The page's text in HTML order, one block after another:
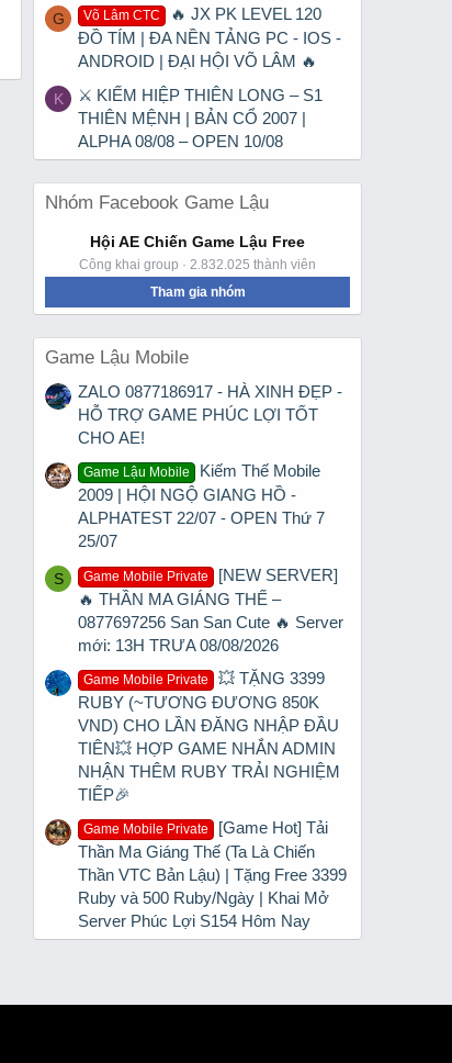
G Võ Lâm CTC
🔥 JX PK LEVEL 120
ĐỒ TÍM | ĐA NỀN TẢNG PC - IOS -
ANDROID | ĐẠI HỘI VÕ LÂM 🔥
K
⚔ KIẾM HIỆP THIÊN LONG – S1
THIÊN MỆNH | BẢN CỔ 2007 |
ALPHA 08/08 – OPEN 10/08
Nhóm Facebook Game Lậu
Hội AE Chiến Game Lậu Free
Công khai group · 2.832.025 thành viên
Tham gia nhóm
Game Lậu Mobile
ZALO 0877186917 - HÀ XINH ĐẸP -
HỖ TRỢ GAME PHÚC LỢI TỐT
CHO AE!
Game Lậu Mobile
Kiếm Thế Mobile
2009 | HỘI NGỘ GIANG HỒ -
ALPHATEST 22/07 - OPEN Thứ 7
25/07
S Game Mobile Private
[NEW SERVER]
🔥 THẦN MA GIÁNG THẾ –
0877697256 San San Cute 🔥 Server
mới: 13H TRƯA 08/08/2026
Game Mobile Private
💥 TẶNG 3399
RUBY (~TƯƠNG ĐƯƠNG 850K
VND) CHO LẦN ĐĂNG NHẬP ĐẦU
TIÊN💥 HỢP GAME NHẮN ADMIN
NHẬN THÊM RUBY TRẢI NGHIỆM
TIẾP🎉
Game Mobile Private
[Game Hot] Tải
Thần Ma Giáng Thế (Ta Là Chiến
Thần VTC Bản Lậu) | Tặng Free 3399
Ruby và 500 Ruby/Ngày | Khai Mở
Server Phúc Lợi S154 Hôm Nay